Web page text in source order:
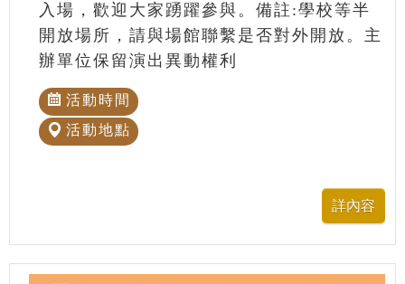
入場，歡迎大家踴躍參與。備註:學校等半
開放場所，請與場館聯繫是否對外開放。主
辦單位保留演出異動權利
活動時間
活動地點